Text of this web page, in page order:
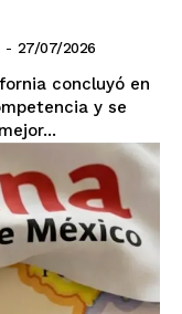
- 27/07/2026
concluyó en
y se